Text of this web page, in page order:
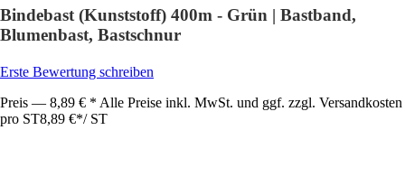
Bindebast (Kunststoff) 400m - Grün | Bastband,
Blumenbast, Bastschnur
Erste Bewertung schreiben
Preis — 8,89 € * Alle Preise inkl. MwSt. und ggf. zzgl. Versandkosten
pro ST8,89 €*/ ST